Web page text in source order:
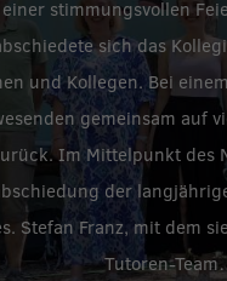
stimmungsvollen
sich das
und Kollegen. Bei
gemeinsam auf
Im Mittelpunkt des
der
Stefan Franz, mit dem
Tutoren-